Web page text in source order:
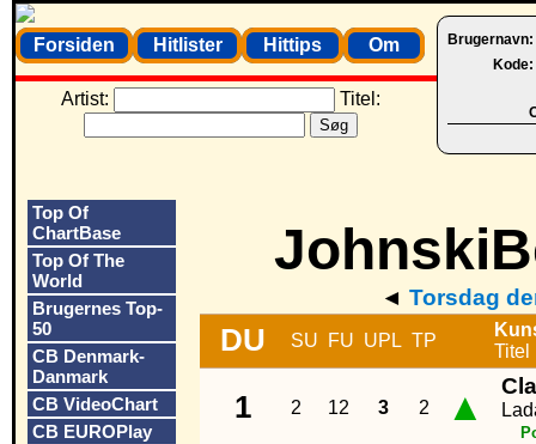
Brugernavn:
Kode:
Forsiden Hitlister Hittips Om
Artist: Titel:
Top Of
ChartBase
Top Of The
World
Brugernes Top-
50
CB Denmark-
Danmark
CB VideoChart
CB EUROPlay
◄ Torsdag
DU SU FU UPL TP
Titel
1 2 12 3 2 ▲